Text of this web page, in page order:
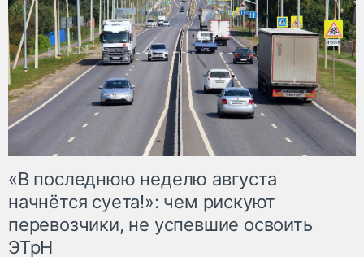
«В последнюю неделю августа
начнётся суета!»: чем рискуют
перевозчики, не успевшие освоить
ЭТрН